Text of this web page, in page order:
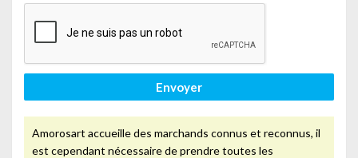
Envoyer
Amorosart accueille des marchands connus et reconnus, il
est cependant nécessaire de prendre toutes les